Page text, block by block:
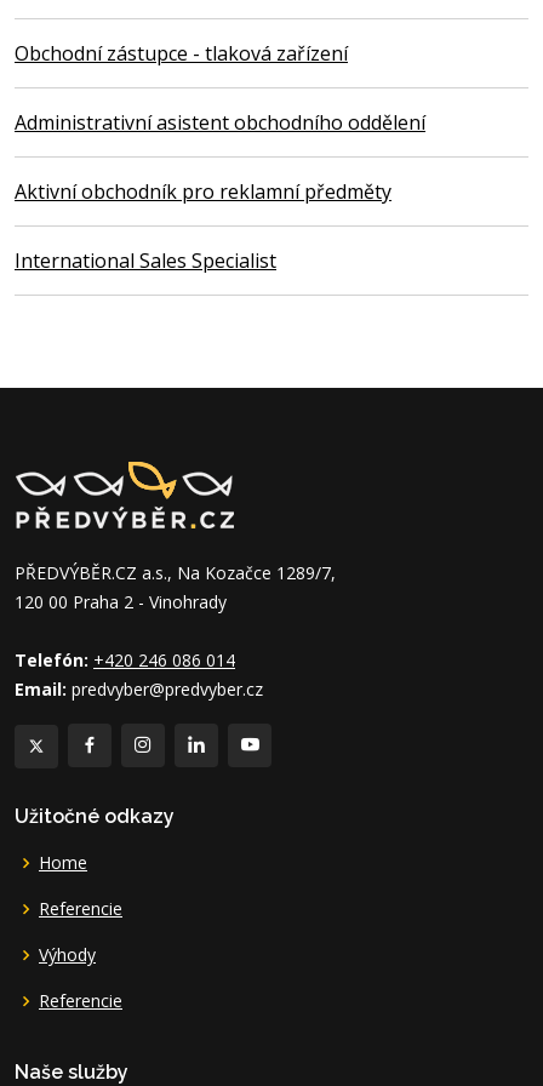
Obchodní zástupce - tlaková zařízení
Administrativní asistent obchodního oddělení
Aktivní obchodník pro reklamní předměty
International Sales Specialist
PŘEDVÝBĚR.CZ a.s., Na Kozačce 1289/7,
120 00 Praha 2 - Vinohrady
Telefón: +420 246 086 014
Email: predvyber@predvyber.cz
Užitočné odkazy
Home
Referencie
Výhody
Referencie
Naše služby